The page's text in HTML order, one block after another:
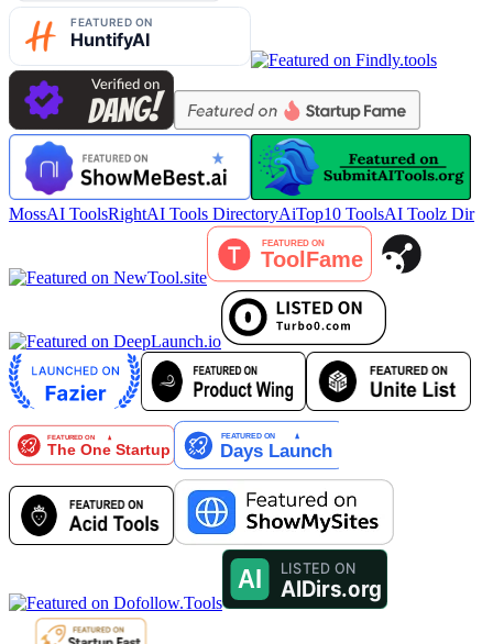
MossAI ToolsRightAI Tools DirectoryAiTop10 ToolsAI Toolz Dir